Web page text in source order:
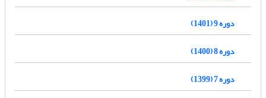
دوره 9 (1401)
دوره 8 (1400)
دوره 7 (1399)